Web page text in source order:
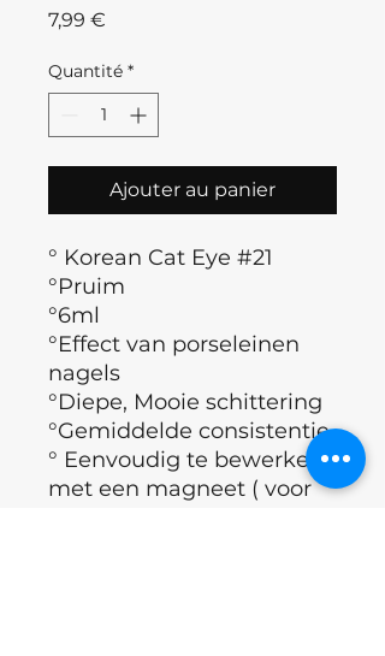
7,99 €
Quantité *
Ajouter au panier
° Korean Cat Eye #21
°Pruim
°6ml
°Effect van porseleinen
nagels
°Diepe, Mooie schittering
°Gemiddelde consistentie
° Eenvoudig te bewerken
met een magneet ( voor